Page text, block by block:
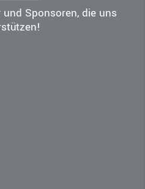
Sponsoren, die uns